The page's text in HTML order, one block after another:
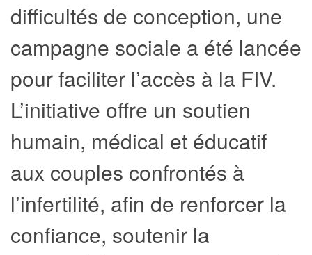
difficultés de conception, une
campagne sociale a été lancée
pour faciliter l’accès à la FIV.
L’initiative offre un soutien
humain, médical et éducatif
aux couples confrontés à
l’infertilité, afin de renforcer la
confiance, soutenir la